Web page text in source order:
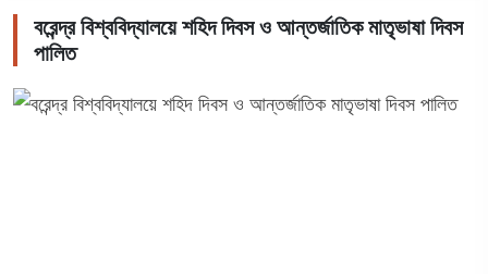
বরেন্দ্র বিশ্ববিদ্যালয়ে শহিদ দিবস ও আন্তর্জাতিক মাতৃভাষা দিবস
পালিত